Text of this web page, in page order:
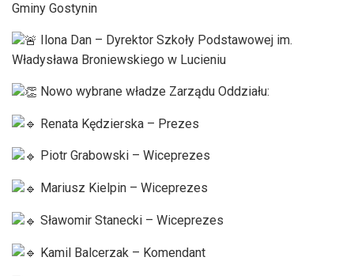
Gminy Gostynin
Ilona Dan – Dyrektor Szkoły Podstawowej im.
Władysława Broniewskiego w Lucieniu
Nowo wybrane władze Zarządu Oddziału:
Renata Kędzierska – Prezes
Piotr Grabowski – Wiceprezes
Mariusz Kielpin – Wiceprezes
Sławomir Stanecki – Wiceprezes
Kamil Balcerzak – Komendant